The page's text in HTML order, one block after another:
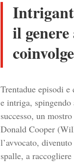
il
Trentadue episodi
e intriga,
successo, un
Donald Cooper
l’avvocato,
spalle, a